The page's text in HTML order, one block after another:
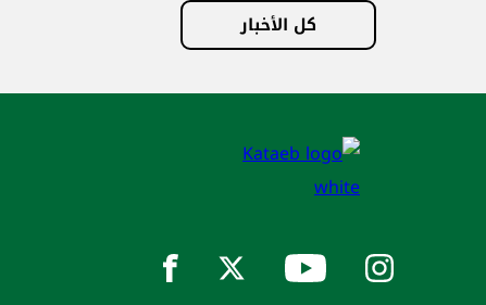
كل الأخبار